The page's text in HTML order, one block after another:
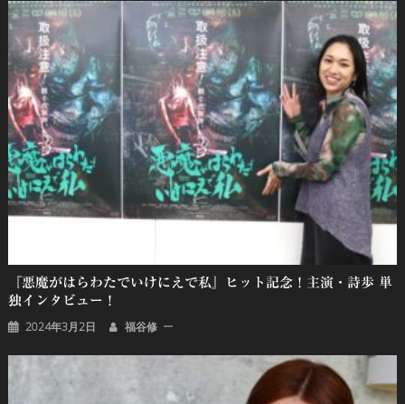
『悪魔がはらわたでいけにえで私』ヒット記念！主演・詩歩 単
独インタビュー！
2024年3月2日 福谷修